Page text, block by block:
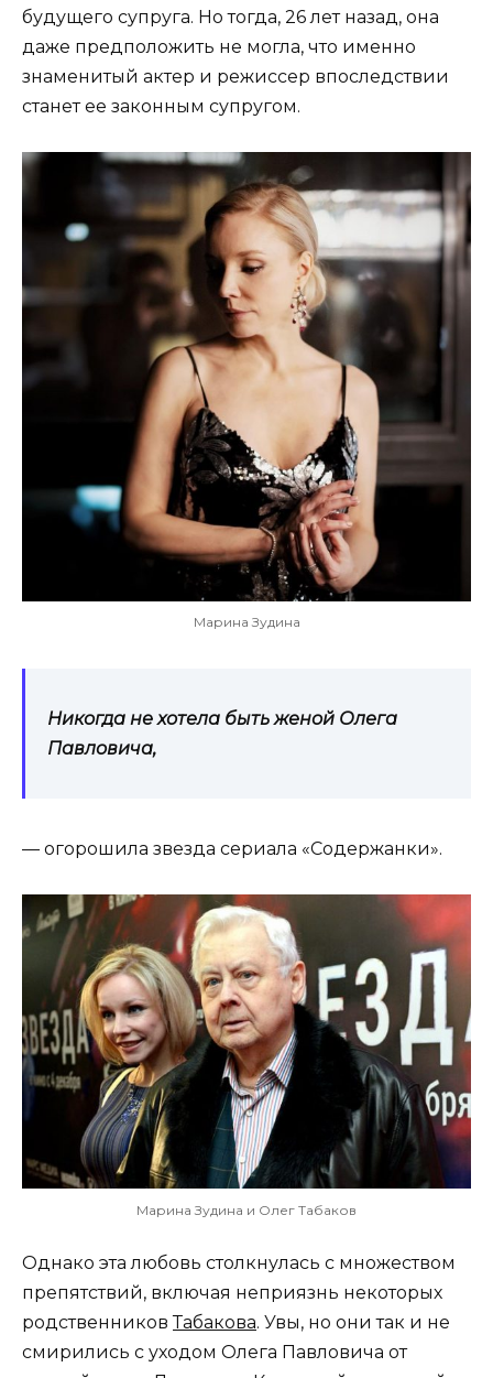
будущего супруга. Но тогда, 26 лет назад, она
даже предположить не могла, что именно
знаменитый актер и режиссер впоследствии
станет ее законным супругом.
Марина Зудина
Никогда не хотела быть женой Олега
Павловича,
— огорошила звезда сериала «Содержанки».
Марина Зудина и Олег Табаков
Однако эта любовь столкнулась с множеством
препятствий, включая неприязнь некоторых
родственниковТабакова. Увы, но они так и не
смирились с уходом Олега Павловича от